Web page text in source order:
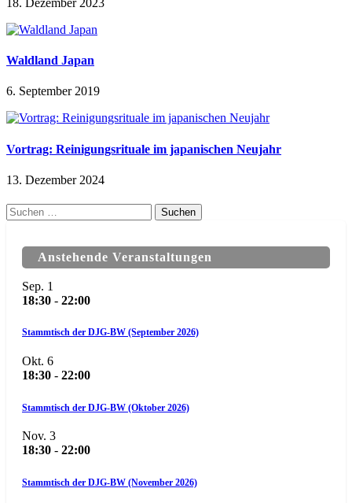
Waldland Japan
6. September 2019
Vortrag: Reinigungsrituale im japanischen Neujahr
13. Dezember 2024
Suchen
nach:
Anstehende Veranstaltungen
Sep. 1
18:30 - 22:00
Stammtisch der DJG-BW (September 2026)
Okt. 6
18:30 - 22:00
Stammtisch der DJG-BW (Oktober 2026)
Nov. 3
18:30 - 22:00
Stammtisch der DJG-BW (November 2026)